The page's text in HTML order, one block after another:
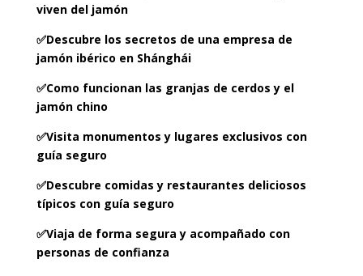
viven del jamón
✅Descubre los secretos de una empresa de
jamón ibérico en Shánghái
✅Como funcionan las granjas de cerdos y el
jamón chino
✅Visita monumentos y lugares exclusivos con
guía seguro
✅Descubre comidas y restaurantes deliciosos
típicos con guía seguro
✅Viaja de forma segura y acompañado con
personas de confianza